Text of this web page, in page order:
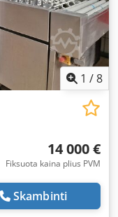
1 /8
14 000 €
Fiksuota kaina plius PVM
Skambinti